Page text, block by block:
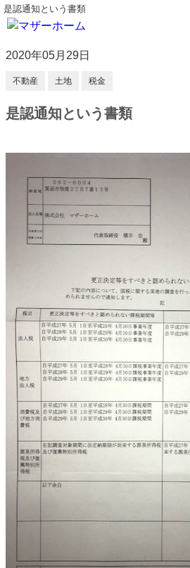
是認通知という書類
2020年05月29日
不動産 土地 税金
是認通知という書類